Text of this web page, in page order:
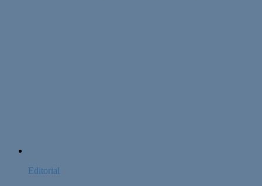
Editorial